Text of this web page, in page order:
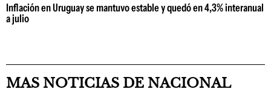
Inflación en Uruguay se mantuvo estable y quedó en 4,3% interanual
a julio
MAS NOTICIAS DE NACIONAL